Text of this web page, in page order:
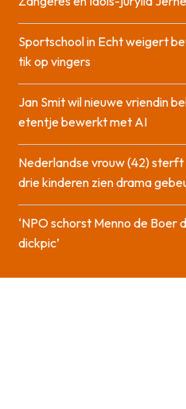
Sportschool in Echt weigert
tik op vingers
Jan Smit wil nieuwe vriendin
etentje bewerkt met AI
Nederlandse vrouw (42)
drie kinderen zien drama
‘NPO schorst Menno de Boer
dickpic’